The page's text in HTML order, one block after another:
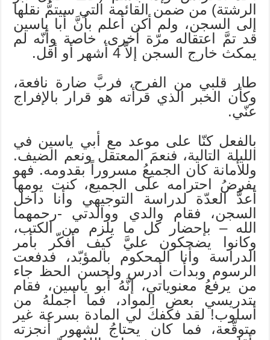
الرشتة) من ضمن القائمة التي سيتمُّ نقلها
إلى السجن، ولم أكن أعلم بأنَّ أبا ياسين
قد تمَّ اعتقاله مرّة أخرى، خاصة وأنّه لم
يمكث خارج السجن إلاَّ 4 أشهر أو أقل.
طار قلبي من الفرح، فربَّ ضارة نافعة،
وكأن الخبر الذي قرأته هو قرار بالإفراج
عنّي.
بالفعل كنّا على موعد مع أبي ياسين في
الليلة التالية، فنعمَ المعتقل ونعم الضيف.
وللأمانة كان الجميعُ مسروراً بقدومه. فهو
يفرضُ احترامه على الجميع، كنت يومها
أعدُّ العدّة لدراسة التوجيهي وأنا داخل
السجن، فقام والدي ووالدتي -رحمهما
الله – بإحضار كل ما يلزم من الكتب،
وكانوا يضحكون عليَّ كيف أفكّر بأمر
الدراسة وأنا المحكوم بالمؤبّد، فدفعت
الرسوم وبدأت أدرس ولحسن الحظ جاء
من يرفعُ معنوياتي، إنَّهُ أبو ياسين، فقام
بتدريسي بعض المواد، فما أجملهُ من
أسلوب! لقد فكفكَ لي المادة بسرعة غير
متوقّعة، فما كان يحتاجُ لشهور أنجزته